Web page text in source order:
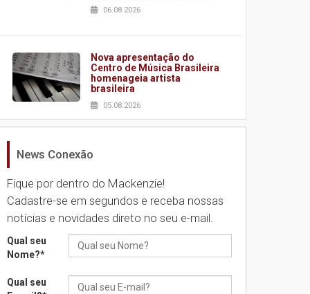
06.08.2026
Nova apresentação do
Centro de Música Brasileira
homenageia artista
brasileira
05.08.2026
Universidade Mackenzie
Seminário discute desafios
das novas tecnologias em
sistemas solares
04.08.2026
News Conexão
Fique por dentro do Mackenzie!
Cadastre-se em segundos e receba nossas
notícias e novidades direto no seu e-mail.
Qual seu
Nome?*
Qual seu